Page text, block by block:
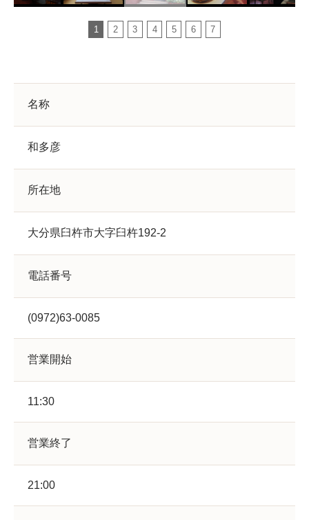
1 2 3 4 5 6 7
名称
和多彦
所在地
大分県臼杵市大字臼杵192-2
電話番号
(0972)63-0085
営業開始
11:30
営業終了
21:00